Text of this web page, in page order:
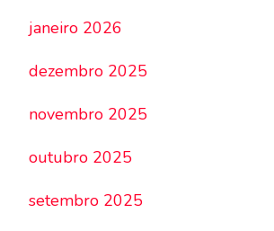
janeiro 2026
dezembro 2025
novembro 2025
outubro 2025
setembro 2025